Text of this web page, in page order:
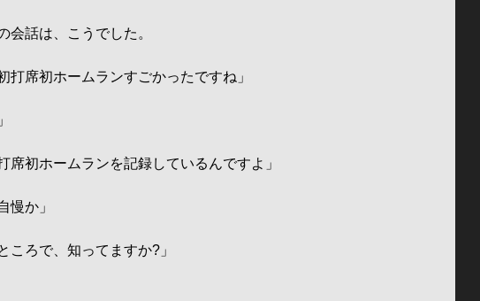
話は、こうでした。
打席初ホームランすごかったですね」
席初ホームランを記録しているんですよ」
慢か」
ころで、知ってますか?」